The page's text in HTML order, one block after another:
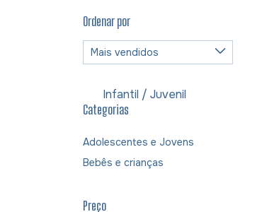
Ordenar por
Infantil / Juvenil
Categorias
Adolescentes e Jovens
Bebês e crianças
Preço